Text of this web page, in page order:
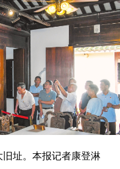
址。本报记者康登淋